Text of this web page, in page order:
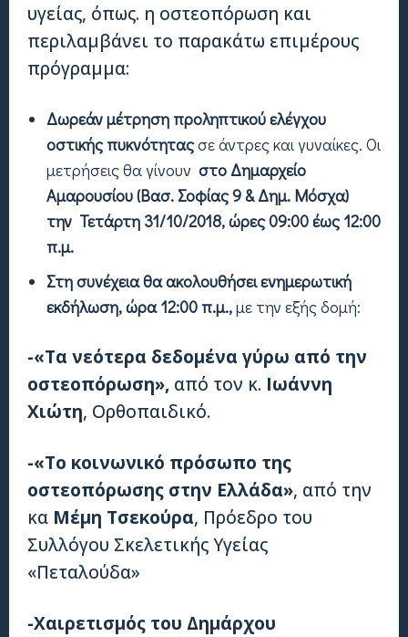
υγείας, όπως. η οστεοπόρωση και
περιλαμβάνει το παρακάτω επιμέρους
πρόγραμμα:
Δωρεάν μέτρηση προληπτικού ελέγχου
οστικής πυκνότηταςσε άντρες και γυναίκες. Οι
μετρήσεις θα γίνουν στο Δημαρχείο
Αμαρουσίου (Βασ. Σοφίας 9 & Δημ. Μόσχα)
την Τετάρτη 31/10/2018, ώρες 09:00 έως 12:00
π.μ.
Στη συνέχεια θα ακολουθήσει ενημερωτική
εκδήλωση, ώρα 12:00 π.μ.,με την εξής δομή:
-«Τα νεότερα δεδομένα γύρω από την
οστεοπόρωση», από τον κ. Ιωάννη
Χιώτη, Ορθοπαιδικό.
-«Το κοινωνικό πρόσωπο της
οστεοπόρωσης στην Ελλάδα», από την
κα Μέμη Τσεκούρα, Πρόεδρο του
Συλλόγου Σκελετικής Υγείας
«Πεταλούδα»
-Χαιρετισμός του Δημάρχου